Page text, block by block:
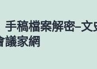
手稿檔案解密–文
議家網